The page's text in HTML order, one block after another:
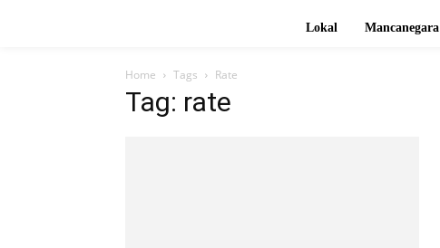
Lokal Mancanegara
Home Tags Rate
Tag: rate